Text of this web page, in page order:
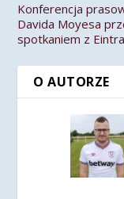
Konferencja
Davida Moyesa
spotkaniem z
O AUTORZE